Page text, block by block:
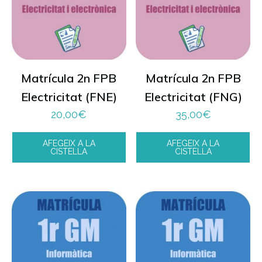
Matrícula 2n FPB
Electricitat (FNE)
20,00€
AFEGEIX A LA
CISTELLA
Matrícula 2n FPB
Electricitat (FNG)
35,00€
AFEGEIX A LA
CISTELLA